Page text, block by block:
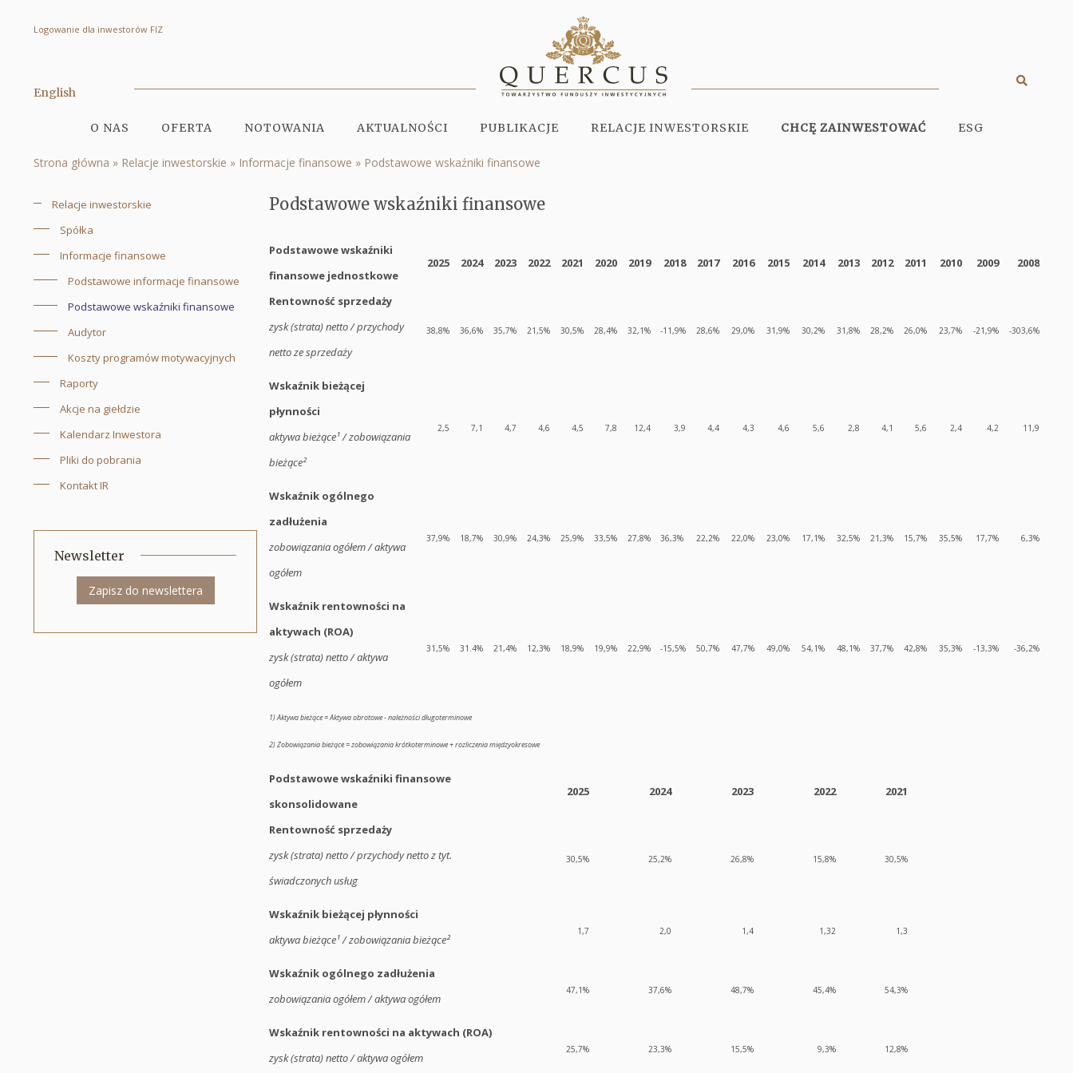
Podstawowe
finansowe
S.A.
Logowanie dla inwestorów FIZ
English
serwisu
O NAS OFERTA NOTOWANIA AKTUALNOŚCI PUBLIKACJE RELACJE INWESTORSKIE CHCĘ ZAINWESTOWAĆ ESG
Ścieżka
nawigacyjna
Strona główna Relacje inwestorskie Informacje finansowe Podstawowe wskaźniki finansowe
Menu
serwisu
Relacje inwestorskie
Spółka
Informacje finansowe
Podstawowe informacje finansowe
Podstawowe wskaźniki finansowe
Audytor
Koszty programów motywacyjnych
Raporty
Akcje na giełdzie
Kalendarz Inwestora
Pliki do pobrania
Kontakt IR
Newsletter
Zapisz do newslettera
Podstawowe wskaźniki finansowe
Podstawowe wskaźniki
finansowe jednostkowe
2025 2024 2023 2022 2021 2020 2019 2018 2017 2016 2015 2014 2013 2012 2011 2010 2009 2008
Rentowność sprzedaży
zysk (strata) netto / przychody
netto ze sprzedaży
38,8% 36,6% 35,7% 21,5% 30,5% 28,4% 32,1% -11,9% 28,6% 29,0% 31,9% 30,2% 31,8% 28,2% 26,0% 23,7% -21,9% -303,6%
Wskaźnik bieżącej
płynności
aktywa bieżące¹ / zobowiązania
bieżące²
2,5 7,1 4,7 4,6 4,5 7,8 12,4 3,9 4,4 4,3 4,6 5,6 2,8 4,1 5,6 2,4 4,2 11,9
Wskaźnik ogólnego
zadłużenia
zobowiązania ogółem / aktywa
ogółem
37,9% 18,7% 30,9% 24,3% 25,9% 33,5% 27,8% 36,3% 22,2% 22,0% 23,0% 17,1% 32,5% 21,3% 15,7% 35,5% 17,7% 6,3%
Wskaźnik rentowności na
aktywach (ROA)
zysk (strata) netto / aktywa
ogółem
31,5% 31.4% 21,4% 12,3% 18,9% 19,9% 22,9% -15,5% 50,7% 47,7% 49,0% 54,1% 48,1% 37,7% 42,8% 35,3% -13,3% -36,2%
1) Aktywa bieżące = Aktywa obrotowe - należności długoterminowe
2) Zobowiązania bieżące = zobowiązania krótkoterminowe + rozliczenia międzyokresowe
Podstawowe wskaźniki finansowe
skonsolidowane
2025 2024 2023 2022 2021
Rentowność sprzedaży
zysk (strata) netto / przychody netto z tyt.
świadczonych usług
30,5% 25,2% 26,8% 15,8% 30,5%
Wskaźnik bieżącej płynności
aktywa bieżące¹ / zobowiązania bieżące²
1,7 2,0 1,4 1,32 1,3
Wskaźnik ogólnego zadłużenia
zobowiązania ogółem / aktywa ogółem
47,1% 37,6% 48,7% 45,4% 54,3%
Wskaźnik rentowności na aktywach (ROA)
zysk (strata) netto / aktywa ogółem
25,7% 23,3% 15,5% 9,3% 12,8%